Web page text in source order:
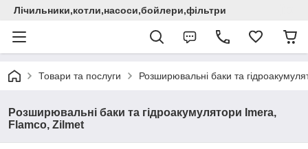
Лічильники,котли,насоси,бойлери,фільтри
Товари та послуги Розширювальні баки та
Розширювальні баки та гідроакумулятори Imera,
Flamco, Zilmet